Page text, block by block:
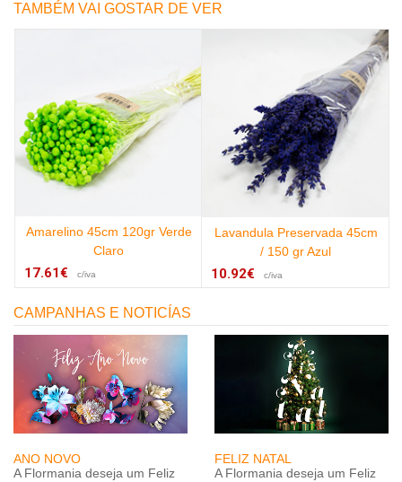
TAMBÉM VAI GOSTAR DE VER
Amarelino 45cm 120gr Verde
Claro
17.61€ c/iva
Lavandula Preservada 45cm
/ 150 gr Azul
10.92€ c/iva
CAMPANHAS E NOTICÍAS
ANO NOVO
A Flormania deseja um Feliz
FELIZ NATAL
A Flormania deseja um Feliz